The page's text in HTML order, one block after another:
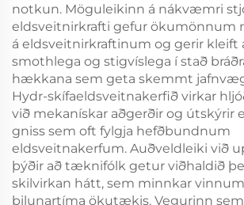
notkun. Möguleikinn á nákvæmri
eldsveitnirkrafti gefur ökumönnum
á eldsveitnirkraftinum og gerir kleift
smothlega og stigvíslega í stað
hækkana sem geta skemmt
Hydr-skífaeldsveitnakerfið virkar
við mekanískar aðgerðir og útskýrir
gniss sem oft fylgja hefðbundnum
eldsveitnakerfum. Auðveldleiki við
þýðir að tæknifólk getur viðhaldið
skilvirkan hátt, sem minnkar
bilunartíma ökutækis. Vegurinn